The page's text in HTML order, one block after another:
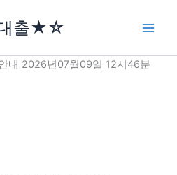
출★☆
내 2026년07월09일 12시46분